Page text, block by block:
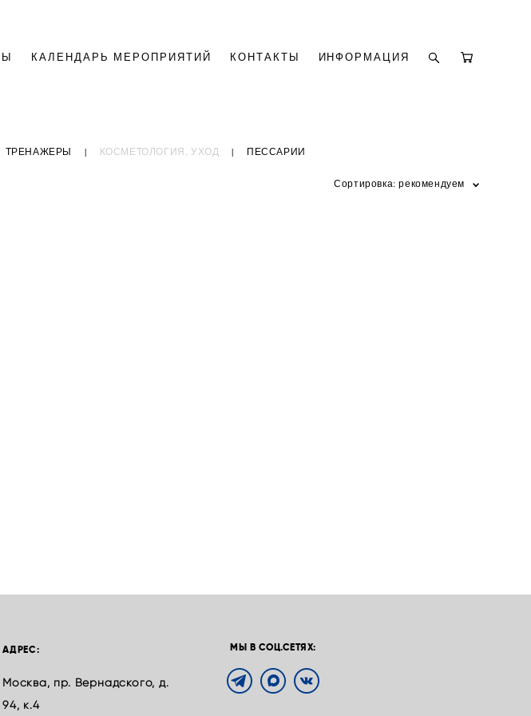
КАЛЕНДАРЬ МЕРОПРИЯТИЙ КОНТАКТЫ ИНФОРМАЦИЯ
ТРЕНАЖЕРЫ | КОСМЕТОЛОГИЯ, УХОД | ПЕССАРИИ
Сортировка: рекомендуем
АДРЕС:
Москва, пр. Вернадского, д.
94, к.4
МЫ В СОЦ.СЕТЯХ: